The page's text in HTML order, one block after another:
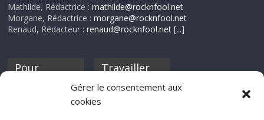
Gérer le consentement aux
cookies
Mathilde, Rédactrice :mathilde@rocknfool.net
Morgane, Rédactrice :morgane@rocknfool.net
Renaud, Rédacteur :renaud@rocknfool.net [...]
Pour
discothèque
Travailler
Si tu souhaites